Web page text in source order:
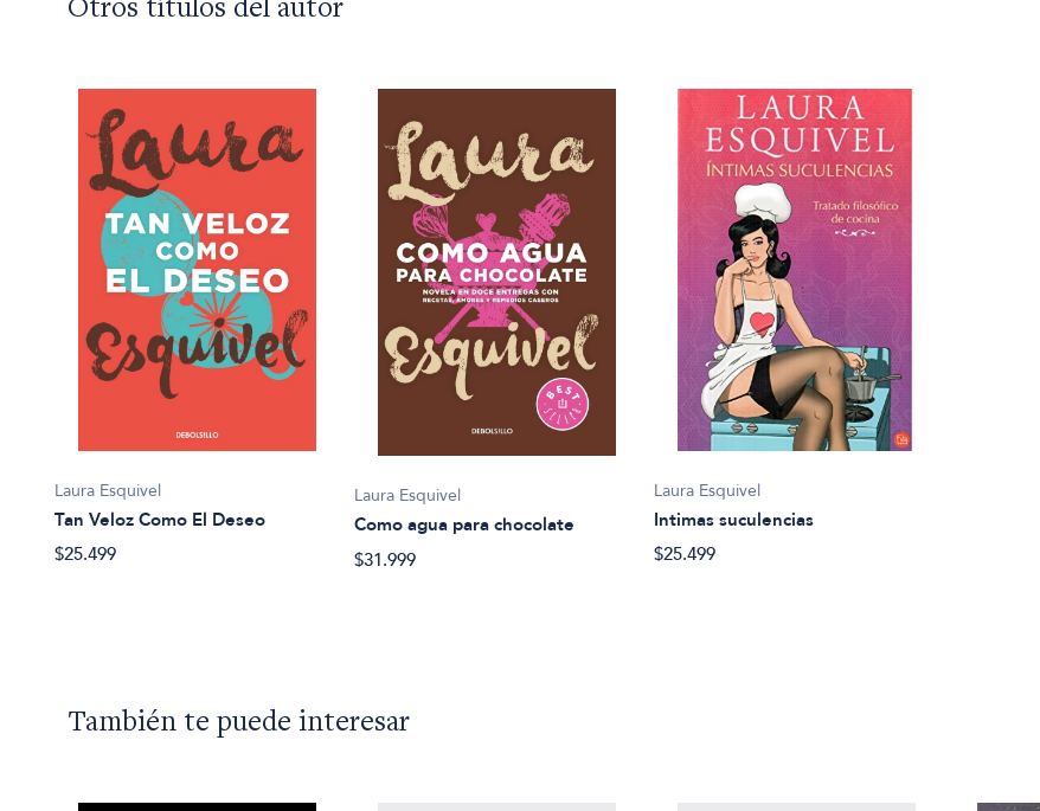
Otros títulos del autor
Laura Esquivel
Tan Veloz Como El Deseo
$25.499
Laura Esquivel
Como agua para chocolate
$31.999
Laura Esquivel
Intimas suculencias
$25.499
También te puede interesar